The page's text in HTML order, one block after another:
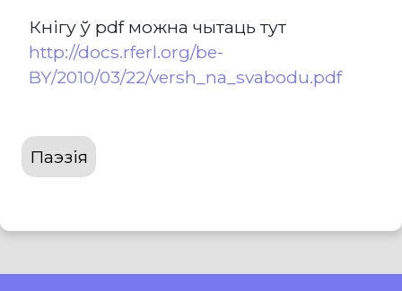
Кнігу ў pdf можна чытаць тут
http://docs.rferl.org/be-
BY/2010/03/22/versh_na_svabodu.pdf
Паэзія